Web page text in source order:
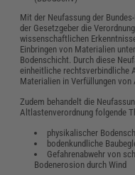
Mit der Neufassung der
der Gesetzgeber die
wissenschaftlichen
Einbringen von Materialien
Bodenschicht. Durch diese
einheitliche rechtsverbindliche
Materialien in Verfüllungen von
Zudem behandelt die
Altlastenverordnung folgende
physikalischer
bodenkundliche
Gefahrenabwehr von
Bodenerosion durch Wind